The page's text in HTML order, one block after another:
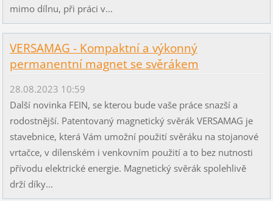
mimo dílnu, při práci v...
VERSAMAG - Kompaktní a výkonný
permanentní magnet se svěrákem
28.08.2023 10:59
Další novinka FEIN, se kterou bude vaše práce snazší a
rodostnější. Patentovaný magnetický svěrák VERSAMAG je
stavebnice, která Vám umožní použití svěráku na stojanové
vrtačce, v dílenském i venkovním použití a to bez nutnosti
přívodu elektrické energie. Magnetický svěrák spolehlivě
drží díky...